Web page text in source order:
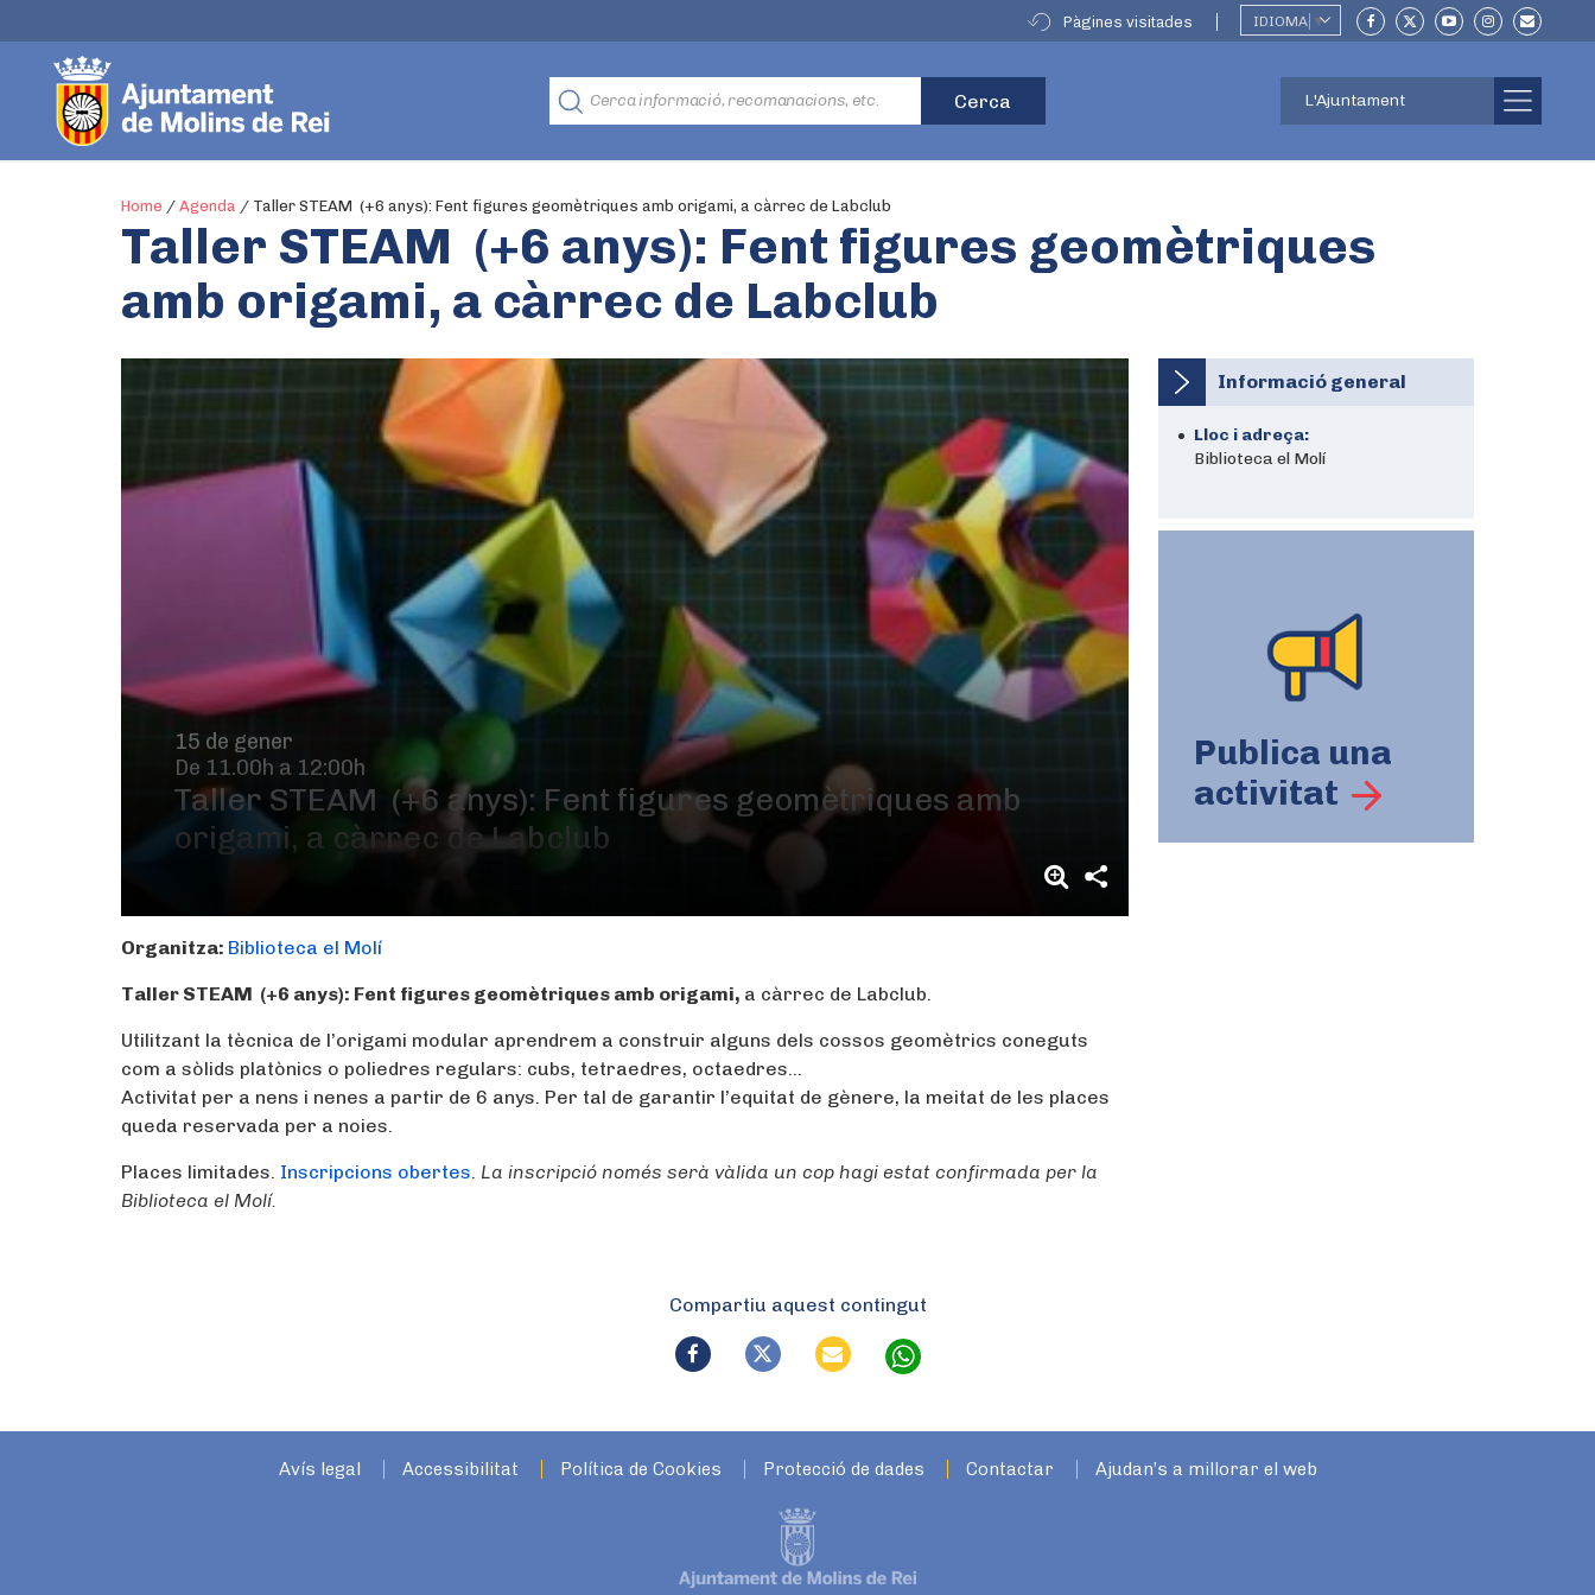
Pàgines visitades IDIOMA ▼
L'Ajuntament
Home / Agenda / Taller STEAM (+6 anys): Fent figures geomètriques amb origami, a càrrec de Labclub
Taller STEAM (+6 anys): Fent figures geomètriques
amb origami, a càrrec de Labclub
15 de gener
De 11.00h a 12:00h
Taller STEAM (+6 anys): Fent figures geomètriques amb
origami, a càrrec de Labclub
Organitza: Biblioteca el Molí
Taller STEAM (+6 anys): Fent figures geomètriques amb origami, a càrrec de Labclub.
Utilitzant la tècnica de l’origami modular aprendrem a construir alguns dels cossos geomètrics coneguts
com a sòlids platònics o poliedres regulars: cubs, tetraedres, octaedres…
Activitat per a nens i nenes a partir de 6 anys. Per tal de garantir l’equitat de gènere, la meitat de les places
queda reservada per a noies.
Places limitades. Inscripcions obertes. La inscripció només serà vàlida un cop hagi estat confirmada per la
Biblioteca el Molí.
Informació general
Lloc i adreça:
Biblioteca el Molí
Publica una
activitat
Compartiu aquest contingut
Avís legal Accessibilitat Política de Cookies Protecció de dades Contactar Ajudan’s a millorar el web